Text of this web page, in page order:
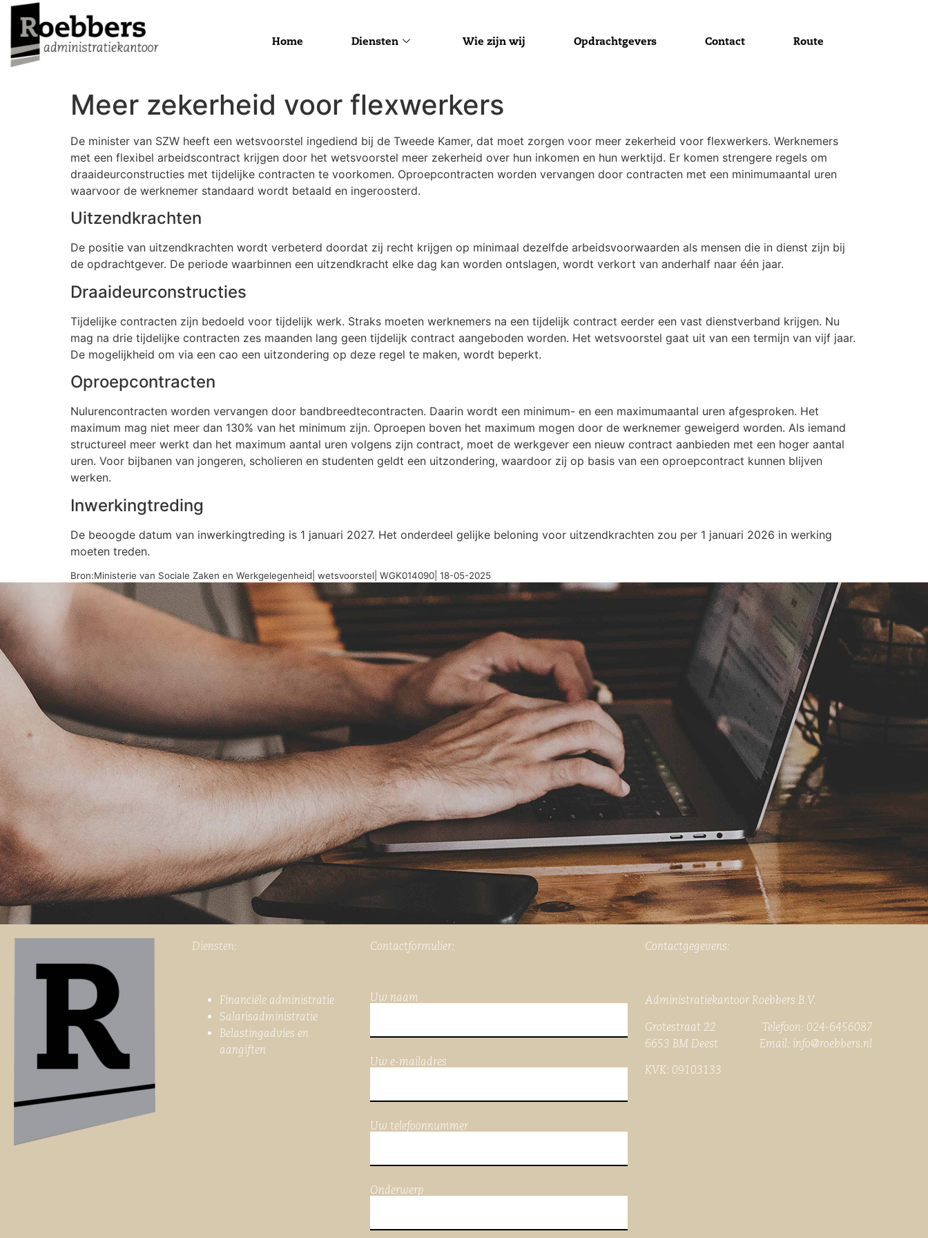
Home Diensten Wie zijn wij Opdrachtgevers Contact Route
Meer zekerheid voor flexwerkers
De minister van SZW heeft een wetsvoorstel ingediend bij de Tweede Kamer, dat moet zorgen voor meer zekerheid voor flexwerkers. Werknemers
met een flexibel arbeidscontract krijgen door het wetsvoorstel meer zekerheid over hun inkomen en hun werktijd. Er komen strengere regels om
draaideurconstructies met tijdelijke contracten te voorkomen. Oproepcontracten worden vervangen door contracten met een minimumaantal uren
waarvoor de werknemer standaard wordt betaald en ingeroosterd.
Uitzendkrachten
De positie van uitzendkrachten wordt verbeterd doordat zij recht krijgen op minimaal dezelfde arbeidsvoorwaarden als mensen die in dienst zijn bij
de opdrachtgever. De periode waarbinnen een uitzendkracht elke dag kan worden ontslagen, wordt verkort van anderhalf naar één jaar.
Draaideurconstructies
Tijdelijke contracten zijn bedoeld voor tijdelijk werk. Straks moeten werknemers na een tijdelijk contract eerder een vast dienstverband krijgen. Nu
mag na drie tijdelijke contracten zes maanden lang geen tijdelijk contract aangeboden worden. Het wetsvoorstel gaat uit van een termijn van vijf jaar.
De mogelijkheid om via een cao een uitzondering op deze regel te maken, wordt beperkt.
Oproepcontracten
Nulurencontracten worden vervangen door bandbreedtecontracten. Daarin wordt een minimum- en een maximumaantal uren afgesproken. Het
maximum mag niet meer dan 130% van het minimum zijn. Oproepen boven het maximum mogen door de werknemer geweigerd worden. Als iemand
structureel meer werkt dan het maximum aantal uren volgens zijn contract, moet de werkgever een nieuw contract aanbieden met een hoger aantal
uren. Voor bijbanen van jongeren, scholieren en studenten geldt een uitzondering, waardoor zij op basis van een oproepcontract kunnen blijven
werken.
Inwerkingtreding
De beoogde datum van inwerkingtreding is 1 januari 2027. Het onderdeel gelijke beloning voor uitzendkrachten zou per 1 januari 2026 in werking
moeten treden.
Bron:Ministerie van Sociale Zaken en Werkgelegenheid| wetsvoorstel| WGK014090| 18-05-2025
Diensten:
Financiële administratie
Salarisadministratie
Belastingadvies en
aangiften
Contactformulier:
Uw naam
Uw e-mailadres
Uw telefoonnummer
Onderwerp
Contactgegevens:
Administratiekantoor Roebbers B.V.
Grotestraat 22 Telefoon: 024-6456087
6653 BM Deest Email: info@roebbers.nl
KVK: 09103133